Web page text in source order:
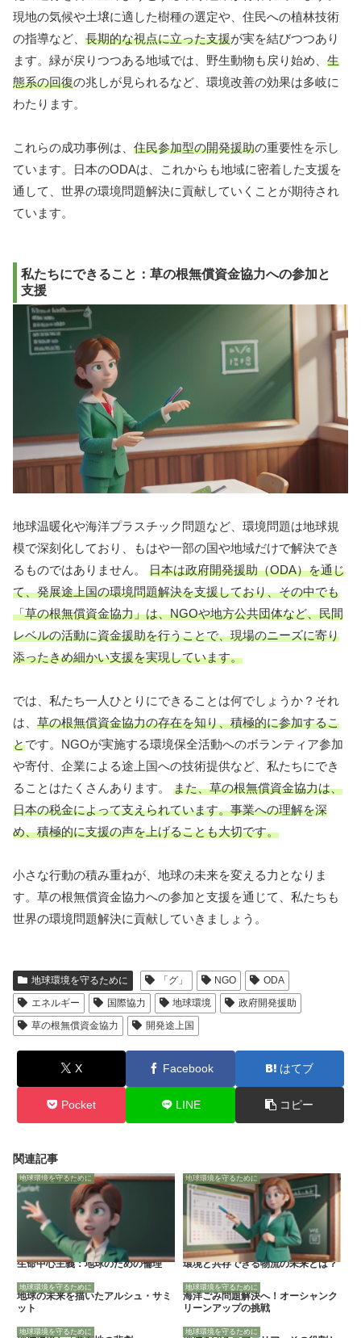
現地の気候や土壌に適した樹種の選定や、住民への植林技術
の指導など、 長期的な視点に立った支援が実を結びつつあり
ます。緑が戻りつつある地域では、野生動物も戻り始め、 生
態系の回復の兆しが見られるなど、環境改善の効果は多岐に
わたります。
これらの成功事例は、 住民参加型の開発援助の重要性を示し
ています。日本のODAは、これからも地域に密着した支援を
通して、世界の環境問題解決に貢献していくことが期待され
ています。
私たちにできること：草の根無償資金協力への参加と
支援
地球温暖化や海洋プラスチック問題など、環境問題は地球規
模で深刻化しており、もはや一部の国や地域だけで解決でき
るものではありません。 日本は政府開発援助（ODA）を通じ
て、発展途上国の環境問題解決を支援しており、その中でも
「草の根無償資金協力」は、NGOや地方公共団体など、民間
レベルの活動に資金援助を行うことで、現場のニーズに寄り
添ったきめ細かい支援を実現しています。
では、私たち一人ひとりにできることは何でしょうか？それ
は、 草の根無償資金協力の存在を知り、積極的に参加するこ
とです。NGOが実施する環境保全活動へのボランティア参加
や寄付、企業による途上国への技術提供など、私たちにでき
ることはたくさんあります。 また、草の根無償資金協力は、
日本の税金によって支えられています。事業への理解を深
め、積極的に支援の声を上げることも大切です。
小さな行動の積み重ねが、地球の未来を変える力となりま
す。草の根無償資金協力への参加と支援を通じて、私たちも
世界の環境問題解決に貢献していきましょう。
地球環境を守るために 「グ」 NGO
ODA
エネルギー
国際協力 地球環境
政府開発援助
草の根無償資金協力
開発途上国
X Facebook はてブ
Pocket LINE コピー
関連記事
地球環境を守るために
生命中心主義：地球のための倫理
地球環境を守るために
環境と共存できる物流の未来とは？
地球環境を守るために
地球の未来を描いたアルシュ・サミ
ット
地球環境を守るために
海洋ごみ問題解決へ！オーシャンク
リーンアップの挑戦
地球環境を守るために 地球環境を守るために